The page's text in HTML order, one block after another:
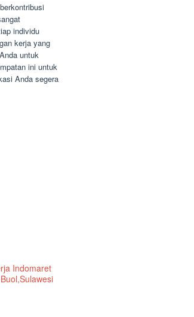
individu
kerja yang
untuk
ini untuk
Anda segera
Indomaret